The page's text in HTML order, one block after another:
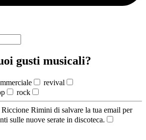
gusti musicali?
revival
rock
Rimini di salvare la tua email per
sulle nuove serate in discoteca.